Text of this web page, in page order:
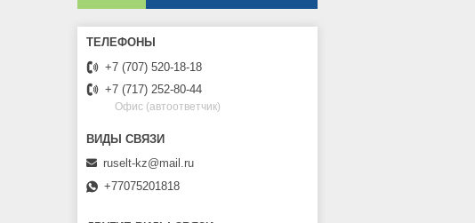
+7 (707) 520-18-18
+7 (717) 252-80-44
Офис (автоответчик)
ruselt-kz@mail.ru
+77075201818